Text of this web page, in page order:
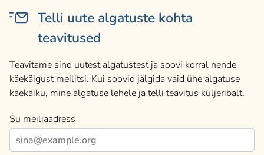
Telli uute algatuste kohta
teavitused
Teavitame sind uutest algatustest ja soovi korral nende
käekäigust meilitsi. Kui soovid jälgida vaid ühe algatuse
käekäiku, mine algatuse lehele ja telli teavitus küljeribalt.
Su meiliaadress